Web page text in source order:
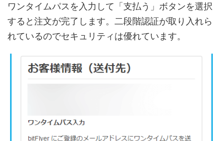
ワンタイムパスを入力して「支払う」ボタンを選択
すると注文が完了します。二段階認証が取り入れら
れているのでセキュリティは優れています。